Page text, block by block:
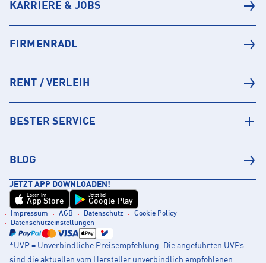
KARRIERE & JOBS
FIRMENRADL
RENT / VERLEIH
BESTER SERVICE
BLOG
JETZT APP DOWNLOADEN!
Laden im
App Store
Jetzt bei
Google Play
Impressum AGB Datenschutz
Cookie Policy
Datenschutzeinstellungen
*UVP = Unverbindliche Preisempfehlung. Die angeführten UVPs
sind die aktuellen vom Hersteller unverbindlich empfohlenen